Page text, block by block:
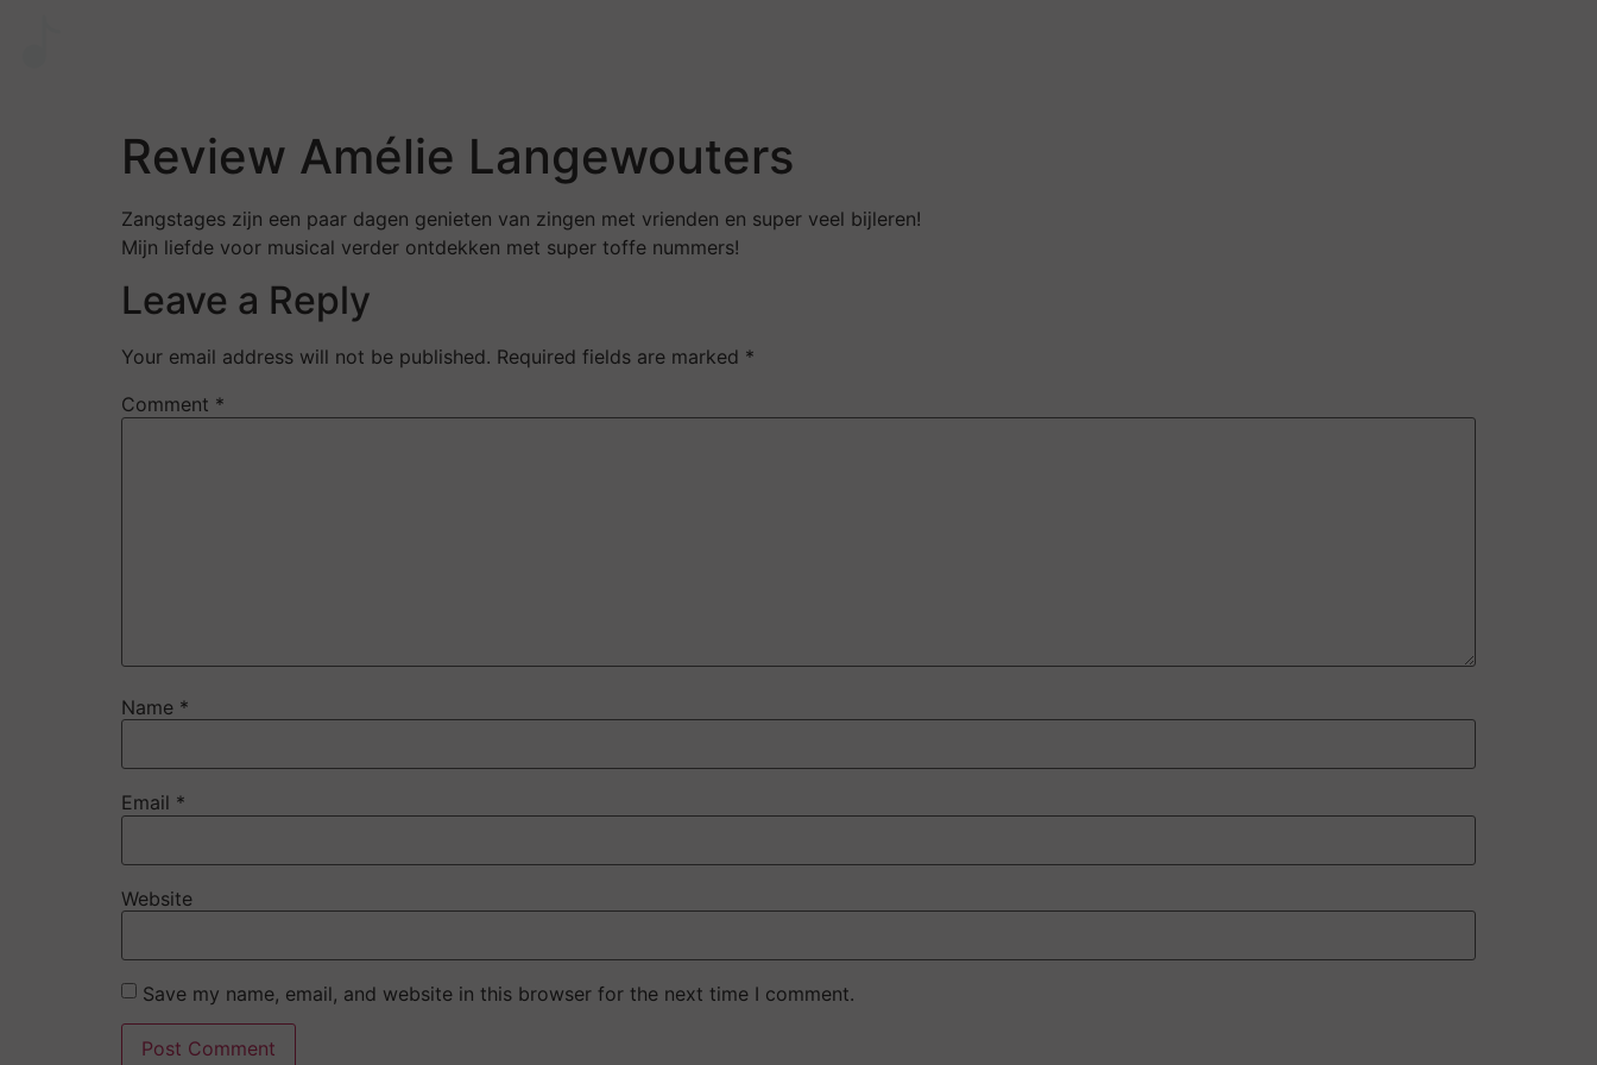
Review Amélie Langewouters
Zangstages zijn een paar dagen genieten van zingen met vrienden en super veel bijleren!
Mijn liefde voor musical verder ontdekken met super toffe nummers!
Leave a Reply
Your email address will not be published. Required fields are marked *
Comment *
Name *
Email *
Website
Save my name, email, and website in this browser for the next time I comment.